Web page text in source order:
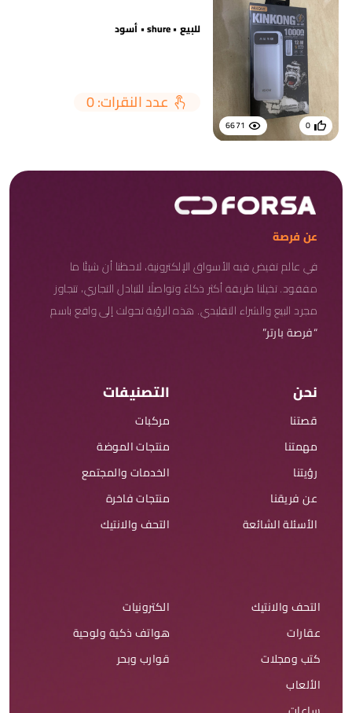
6671 0
للبيع • shure • أسود
عدد النقرات: 0
عن فرصة
في عالم تفيض فيه الأسواق الإلكترونية، لاحظنا أن شيئًا ما
مفقود. تخيلنا طريقة أكثر ذكاءً وتواصلًا للتبادل التجاري، تتجاوز
مجرد البيع والشراء التقليدي. هذه الرؤية تحولت إلى واقع باسم
“فرصة بارتر”
نحن
قصتنا
مهمتنا
رؤيتنا
عن فريقنا
الأسئلة الشائعة
التصنيفات
مركبات
منتجات الموضة
الخدمات والمجتمع
منتجات فاخرة
التحف والانتيك
التحف والانتيك
عقارات
كتب ومجلات
الألعاب
الكترونيات
هواتف ذكية ولوحية
قوارب وبحر